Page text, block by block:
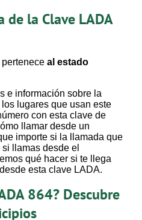
de la Clave LADA
al estado
e información sobre la
lugares que usan este
con esta clave de
llamar desde un
importe si la llamada que
llamas desde el
qué hacer si te llega
esta clave LADA.
864? Descubre